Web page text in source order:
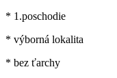
* 1.poschodie
* výborná lokalita
* bez ťarchy